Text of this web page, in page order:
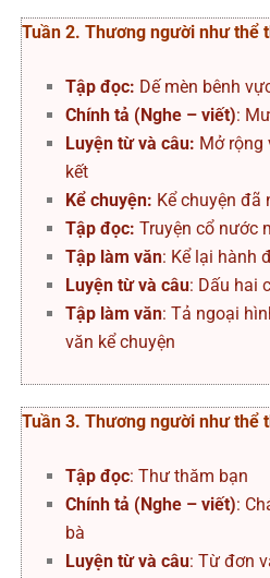
Tuần 2. Thương người như thể
Tập đọc: Dế mèn bênh
Chính tả (Nghe – viết):
Luyện từ và câu: Mở rộng
kết
Kể chuyện: Kể chuyện đã
Tập đọc: Truyện cổ nước
Tập làm văn: Kể lại hành
Luyện từ và câu: Dấu hai
Tập làm văn: Tả ngoại
văn kể chuyện
Tuần 3. Thương người như thể
Tập đọc: Thư thăm bạn
Chính tả (Nghe – viết):
bà
Luyện từ và câu: Từ đơn